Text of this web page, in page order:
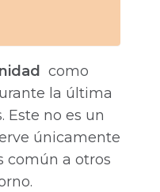
como
la última
Este no es un
únicamente
común a otros